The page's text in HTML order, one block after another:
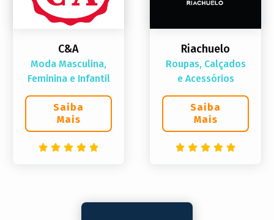
C&A
Moda Masculina,
Feminina e Infantil
Saiba
Mais
Riachuelo
Roupas, Calçados
e Acessórios
Saiba
Mais